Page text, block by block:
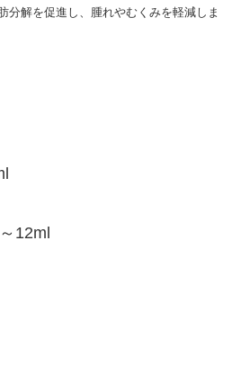
分解を促進し、腫れやむくみを軽減しま
12ml